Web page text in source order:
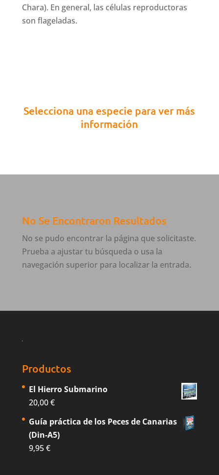
Chara). En general, las células reproductoras
son flageladas.
Selecciona una especie para ver más
información
No Se Encontraron Resultados
No se pudo encontrar la página que solicitaste.
Prueba a ajustar tu búsqueda o usa la
navegación superior para localizar la entrada.
Productos
El Hierro Submarino
20,00€
Guía práctica de los Peces de Canarias
(Din-A5)
9,95€